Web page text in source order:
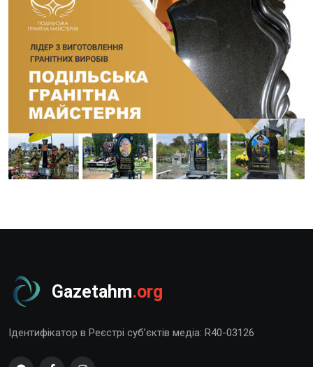
Gazetahm.org
Ідентифікатор в Реєстрі суб’єктів медіа: R40-03126